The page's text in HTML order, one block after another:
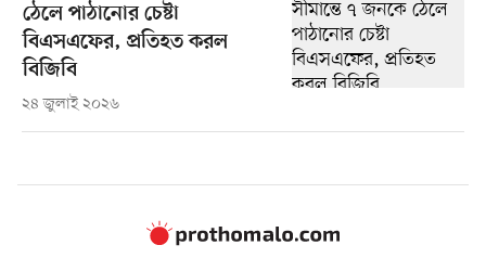
ঠেলে পাঠানোর চেষ্টা
বিএসএফের, প্রতিহত করল
বিজিবি
২৪ জুলাই ২০২৬